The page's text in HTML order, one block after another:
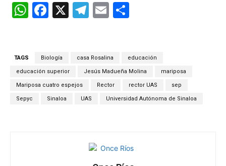
W
A
p
p
F
b
o
o
k
X
T
gr
a
m
E
p
ar
tir
TAGS Biología casa Rosalina educación
educación superior Jesús Madueña Molina mariposa
Mariposa cuatro espejos Rector rector UAS sep
Sepyc Sinaloa UAS Universidad Autónoma de Sinaloa